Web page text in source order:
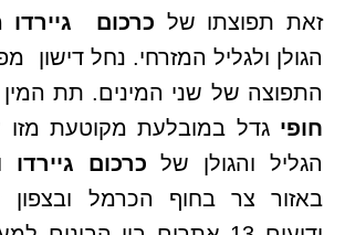
זאת תפוצתו של כרכום גיירדו
הגולן ולגליל המזרחי. נחל דישון
התפוצה של שני המינים. תת המין
חופי גדל במובלעת מקוטעת מזו
הגליל והגולן של כרכום גיירדו
באזור צר בחוף הכרמל